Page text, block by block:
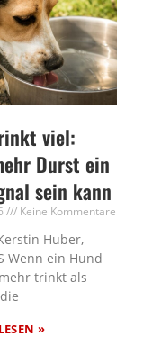
viel:
Durst ein
sein kann
Keine Kommentare
Huber,
Wenn ein Hund
trinkt als
»